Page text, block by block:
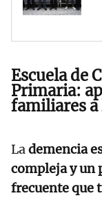
Escuela de
Primaria:
familiares a
Lademencia
compleja y un
frecuente que